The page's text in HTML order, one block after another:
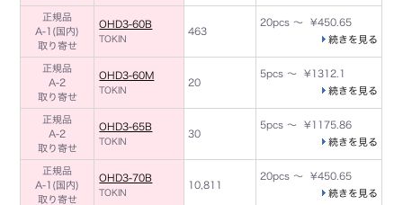
正規品
A-1(国内)
取り寄せ
OHD3-60B
TOKIN
463
20pcs ～ ¥450.65
続きを見る
正規品
A-2
取り寄せ
OHD3-60M
TOKIN
20
5pcs ～ ¥1312.1
続きを見る
正規品
A-2
取り寄せ
OHD3-65B
TOKIN
30
5pcs ～ ¥1175.86
続きを見る
正規品
A-1(国内)
取り寄せ
OHD3-70B
TOKIN
10,811
20pcs ～ ¥450.65
続きを見る